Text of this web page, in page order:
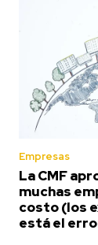
Empresas
La CMF
muchas
costo (los
está el